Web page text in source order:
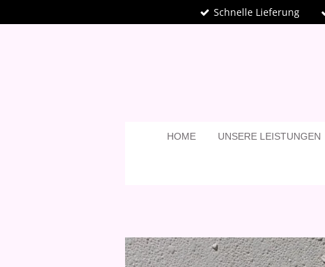
Hauptinhalt
Schnelle Lieferung
HOME UNSERE LEISTUNGEN